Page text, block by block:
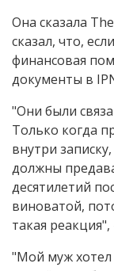
Она сказала
сказал, что,
финансовая
документы в
"Они были
Только когда
внутри
должны
десятилетий
виноватой,
такая
"Мой муж